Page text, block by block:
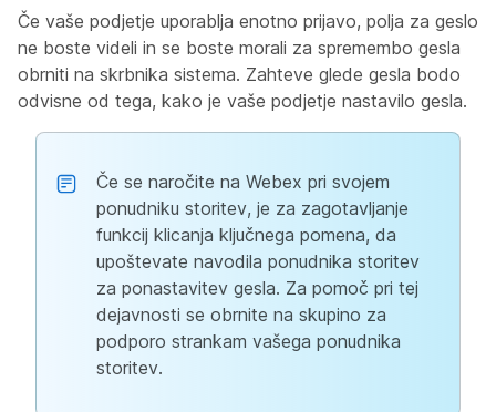
Če vaše podjetje uporablja enotno prijavo, polja za geslo
ne boste videli in se boste morali za spremembo gesla
obrniti na skrbnika sistema. Zahteve glede gesla bodo
odvisne od tega, kako je vaše podjetje nastavilo gesla.
Če se naročite na Webex pri svojem
ponudniku storitev, je za zagotavljanje
funkcij klicanja ključnega pomena, da
upoštevate navodila ponudnika storitev
za ponastavitev gesla. Za pomoč pri tej
dejavnosti se obrnite na skupino za
podporo strankam vašega ponudnika
storitev.